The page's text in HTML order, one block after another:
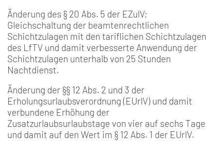
Änderung des § 20 Abs. 5 der EZulV;
Gleichschaltung der beamtenrechtlichen
Schichtzulagen mit den tariflichen Schichtzulagen
des LfTV und damit verbesserte Anwendung der
Schichtzulagen unterhalb von 25 Stunden
Nachtdienst.
Änderung der §§ 12 Abs. 2 und 3 der
Erholungsurlaubsverordnung (EUrlV) und damit
verbundene Erhöhung der
Zusatzurlaubsurlaubstage von vier auf sechs Tage
und damit auf den Wert im § 12 Abs. 1 der EUrlV.